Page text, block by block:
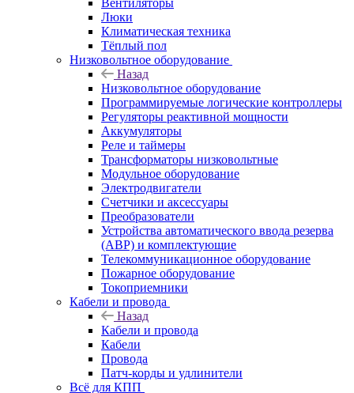
Вентиляторы
Люки
Климатическая техника
Тёплый пол
Низковольтное оборудование
Назад
Низковольтное оборудование
Программируемые логические контроллеры
Регуляторы реактивной мощности
Аккумуляторы
Реле и таймеры
Трансформаторы низковольтные
Модульное оборудование
Электродвигатели
Счетчики и аксессуары
Преобразователи
Устройства автоматического ввода резерва
(АВР) и комплектующие
Телекоммуникационное оборудование
Пожарное оборудование
Токоприемники
Кабели и провода
Назад
Кабели и провода
Кабели
Провода
Патч-корды и удлинители
Всё для КПП